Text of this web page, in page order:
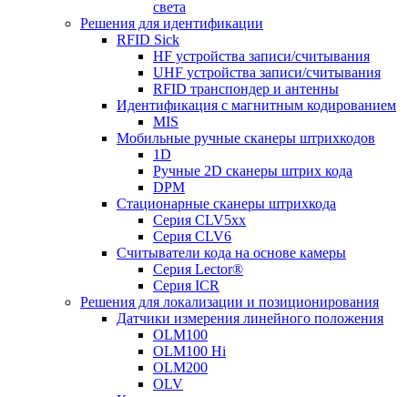
света
Решения для идентификации
RFID Sick
HF устройства записи/считывания
UHF устройства записи/считывания
RFID транспондер и антенны
Идентификация с магнитным кодированием
MIS
Мобильные ручные сканеры штрихкодов
1D
Ручные 2D сканеры штрих кода
DPM
Стационарные сканеры штрихкода
Серия CLV5xx
Серия CLV6
Считыватели кода на основе камеры
Серия Lector®
Серия ICR
Решения для локализации и позиционирования
Датчики измерения линейного положения
OLM100
OLM100 Hi
OLM200
OLV